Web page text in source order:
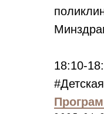
18:10-